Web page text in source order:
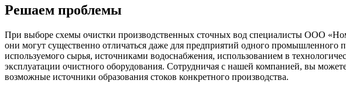
Решаем проблемы
При выборе схемы очистки производственных сточных вод специалисты ООО
они могут существенно отличаться даже для предприятий одного
используемого сырья, источниками водоснабжения, использованием в
эксплуатации очистного оборудования. Сотрудничая с нашей компанией, вы
возможные источники образования стоков конкретного производства.